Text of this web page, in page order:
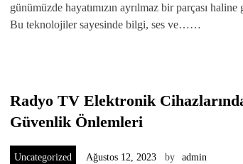
günümüzde hayatımızın ayrılmaz bir parçası haline
Bu teknolojiler sayesinde bilgi, ses ve……
Radyo TV Elektronik
Güvenlik Önlemleri
Uncategorized Ağustos 12, 2023 by admin